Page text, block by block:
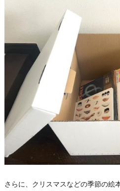
さらに、クリスマスなどの季節の絵